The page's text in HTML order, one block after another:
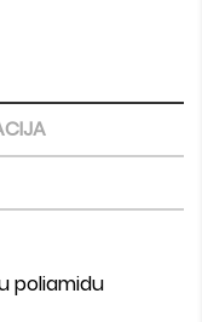
poliamidu